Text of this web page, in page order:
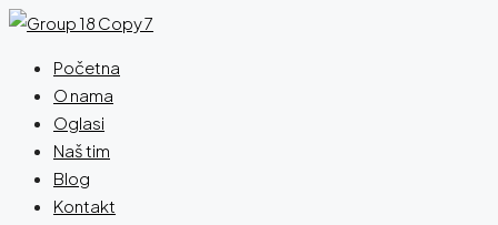
Početna
O nama
Oglasi
Naš tim
Blog
Kontakt